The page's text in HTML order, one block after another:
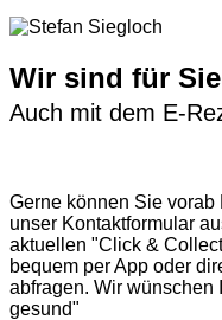
Wir sind für
Auch mit dem E-
Gerne können Sie vorab
unser Kontaktformular
aktuellen "Click &
bequem per App oder
abfragen. Wir
gesund"